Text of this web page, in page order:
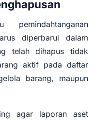
pemindahtanganan
diperbarui dalam
telah dihapus tidak
aktif pada daftar
barang, maupun
agar laporan aset